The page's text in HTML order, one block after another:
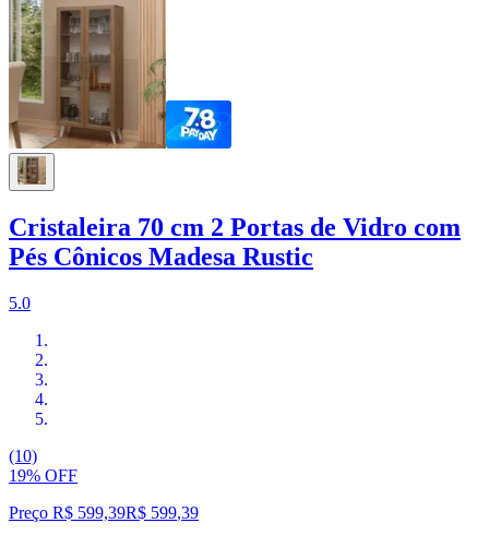
Cristaleira 70 cm 2 Portas de Vidro com
Pés Cônicos Madesa Rustic
5.0
(10)
19% OFF
Preço R$ 599,39R$ 599,39